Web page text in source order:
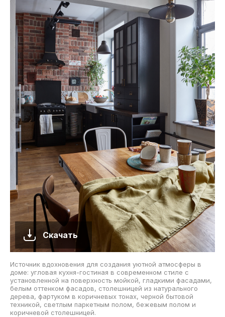
Скачать
Источник вдохновения для создания уютной атмосферы в
доме: угловая кухня-гостиная в современном стиле с
установленной на поверхность мойкой, гладкими фасадами,
белым оттенком фасадов, столешницей из натурального
дерева, фартуком в коричневых тонах, черной бытовой
техникой, светлым паркетным полом, бежевым полом и
коричневой столешницей.